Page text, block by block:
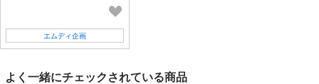
エムディ企画
よく一緒にチェックされている商品